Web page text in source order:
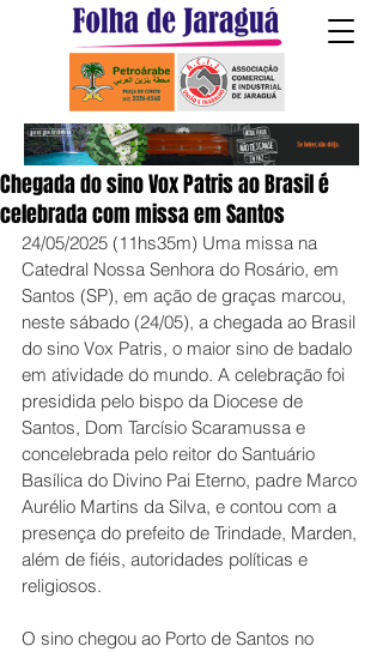
Chegada do sino Vox Patris ao Brasil é
celebrada com missa em Santos
24/05/2025 (11hs35m) Uma missa na
Catedral Nossa Senhora do Rosário, em
Santos (SP), em ação de graças marcou,
neste sábado (24/05), a chegada ao Brasil
do sino Vox Patris, o maior sino de badalo
em atividade do mundo. A celebração foi
presidida pelo bispo da Diocese de
Santos, Dom Tarcísio Scaramussa e
concelebrada pelo reitor do Santuário
Basílica do Divino Pai Eterno, padre Marco
Aurélio Martins da Silva, e contou com a
presença do prefeito de Trindade, Marden,
além de fiéis, autoridades políticas e
religiosos.
O sino chegou ao Porto de Santos no